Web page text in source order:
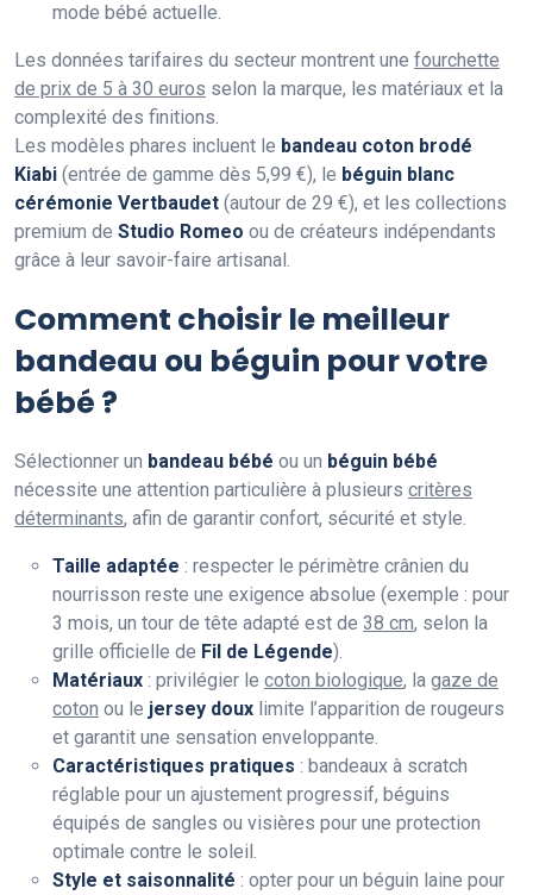
mode bébé actuelle.
Les données tarifaires du secteur montrent une fourchette
de prix de 5 à 30 euros selon la marque, les matériaux et la
complexité des finitions.
Les modèles phares incluent le bandeau coton brodé
Kiabi (entrée de gamme dès 5,99 €), le béguin blanc
cérémonie Vertbaudet (autour de 29 €), et les collections
premium de Studio Romeo ou de créateurs indépendants
grâce à leur savoir-faire artisanal.
Comment choisir le meilleur
bandeau ou béguin pour votre
bébé ?
Sélectionner un bandeau bébé ou un béguin bébé
nécessite une attention particulière à plusieurs critères
déterminants, afin de garantir confort, sécurité et style.
Taille adaptée : respecter le périmètre crânien du
nourrisson reste une exigence absolue (exemple : pour
3 mois, un tour de tête adapté est de 38 cm, selon la
grille officielle de Fil de Légende).
Matériaux : privilégier le coton biologique, la gaze de
coton ou le jersey doux limite l’apparition de rougeurs
et garantit une sensation enveloppante.
Caractéristiques pratiques : bandeaux à scratch
réglable pour un ajustement progressif, béguins
équipés de sangles ou visières pour une protection
optimale contre le soleil.
Style et saisonnalité : opter pour un béguin laine pour